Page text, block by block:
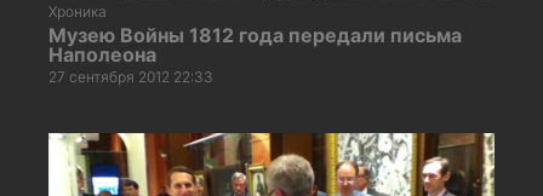
Хроника
Музею Войны 1812 года передали письма
Наполеона
27 сентября 2012 22:33